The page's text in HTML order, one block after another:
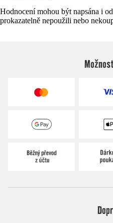
Hodnocení mohou být napsána i
prokazatelně nepoužili nebo